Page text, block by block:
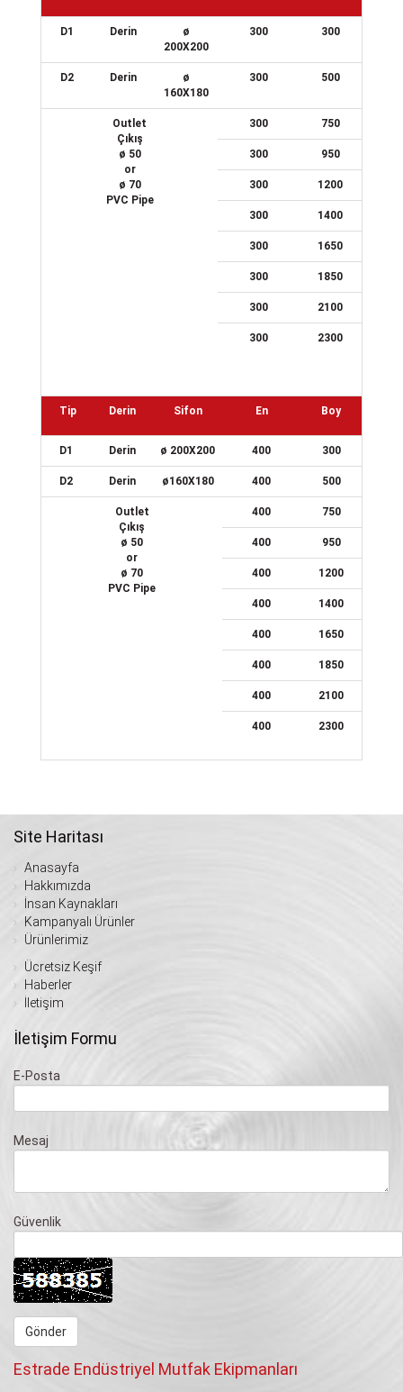
D1 Derin
ø
200X200
300 300
D2 Derin
ø
160X180
300 500
Outlet
Çıkış
ø 50
or
ø 70
PVC Pipe
300 750
300 950
300 1200
300 1400
300 1650
300 1850
300 2100
300 2300
Tip Derin Sifon En Boy
D1 Derin ø 200X200 400 300
D2 Derin ø160X180 400 500
Outlet
Çıkış
ø 50
or
ø 70
PVC Pipe
400 750
400 950
400 1200
400 1400
400 1650
400 1850
400 2100
400 2300
Site Haritası
Anasayfa
Hakkımızda
İnsan Kaynakları
Kampanyalı Ürünler
Ürünlerimiz
Ücretsiz Keşif
Haberler
İletişim
İletişim Formu
E-Posta
Mesaj
Güvenlik
Estrade Endüstriyel Mutfak Ekipmanları